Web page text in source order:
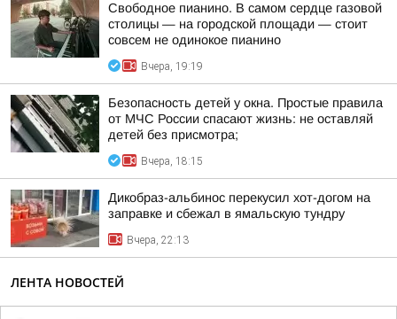
Свободное пианино. В самом сердце газовой
столицы — на городской площади — стоит
совсем не одинокое пианино
Вчера, 19:19
Безопасность детей у окна. Простые правила
от МЧС России спасают жизнь: не оставляй
детей без присмотра;
Вчера, 18:15
Дикобраз-альбинос перекусил хот-догом на
заправке и сбежал в ямальскую тундру
Вчера, 22:13
ЛЕНТА НОВОСТЕЙ